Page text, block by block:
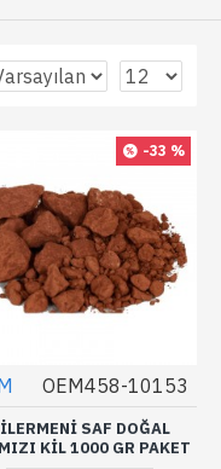
-33 %
OEM458-10153
SAF DOĞAL
KIL 1000 GR PAKET